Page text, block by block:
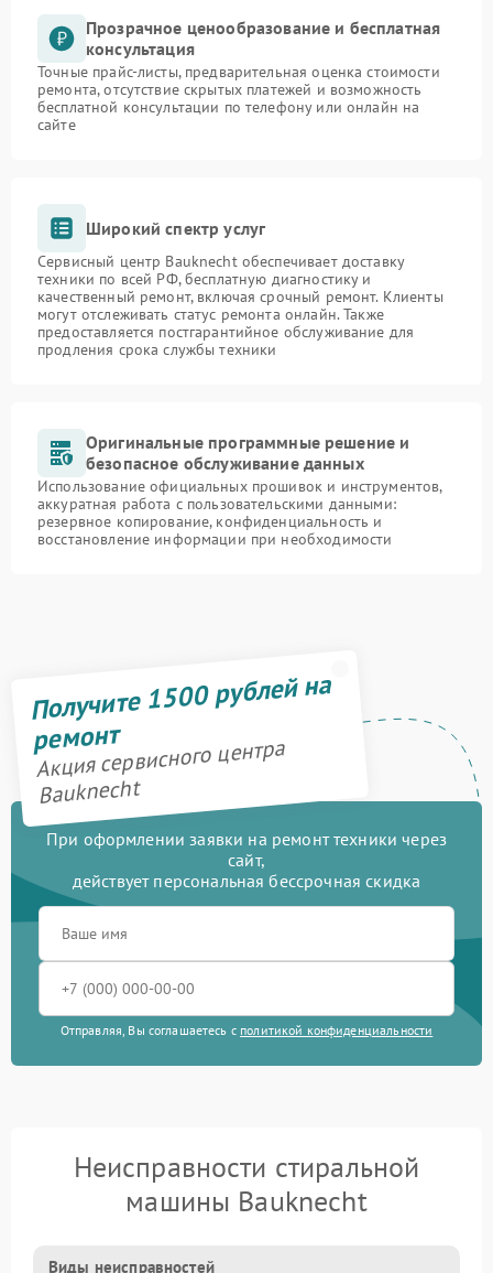
Прозрачное ценообразование и бесплатная
консультация
Точные прайс-листы, предварительная оценка стоимости
ремонта, отсутствие скрытых платежей и возможность
бесплатной консультации по телефону или онлайн на
сайте
Широкий спектр услуг
Сервисный центр Bauknecht обеспечивает доставку
техники по всей РФ, бесплатную диагностику и
качественный ремонт, включая срочный ремонт. Клиенты
могут отслеживать статус ремонта онлайн. Также
предоставляется постгарантийное обслуживание для
продления срока службы техники
Оригинальные программные решение и
безопасное обслуживание данных
Использование официальных прошивок и инструментов,
аккуратная работа с пользовательскими данными:
резервное копирование, конфиденциальность и
восстановление информации при необходимости
Получите 1500 рублей на
ремонт
Акция сервисного центра
Bauknecht
При оформлении заявки на ремонт техники через
сайт,
действует персональная бессрочная скидка
Отправляя, Вы соглашаетесь с политикой конфиденциальности
Неисправности стиральной
машины Bauknecht
Виды неисправностей